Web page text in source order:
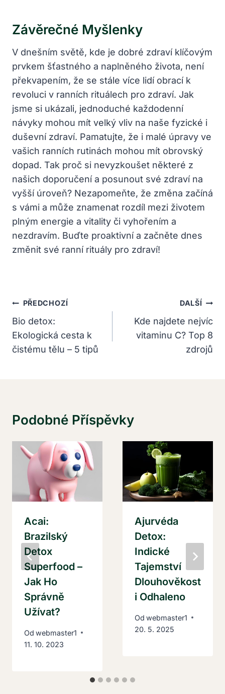
Závěrečné Myšlenky
V dnešním světě, kde je dobré zdraví klíčovým
prvkem šťastného a naplněného života, není
překvapením, že se stále více lidí obrací k
revoluci v ranních rituálech pro zdraví. Jak
jsme si ukázali, jednoduché každodenní
návyky mohou mít velký vliv na naše fyzické i
duševní zdraví. Pamatujte, že i malé úpravy ve
vašich ranních rutinách mohou mít obrovský
dopad. Tak proč si nevyzkoušet některé z
našich doporučení a posunout své zdraví na
vyšší úroveň? Nezapomeňte, že změna začíná
s vámi a může znamenat rozdíl mezi životem
plným energie a vitality či vyhořením a
nezdravím. Buďte proaktivní a začněte dnes
změnit své ranní rituály pro zdraví!
Navigace
Pro
Příspěvek
PŘEDCHOZÍ
Bio detox:
Ekologická cesta k
čistému tělu – 5 tipů
DALŠÍ
Kde najdete nejvíc
vitaminu C? Top 8
zdrojů
Podobné Příspěvky
Acai:
Brazilský
Detox
Superfood –
Jak Ho
Správně
Užívat?
Od webmaster1
11. 10. 2023
Ajurvéda
Detox:
Indické
Tajemství
Dlouhověkost
I Odhaleno
Od webmaster1
20. 5. 2025